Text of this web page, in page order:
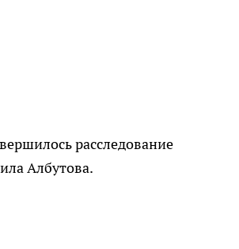
расследование
Албутова.